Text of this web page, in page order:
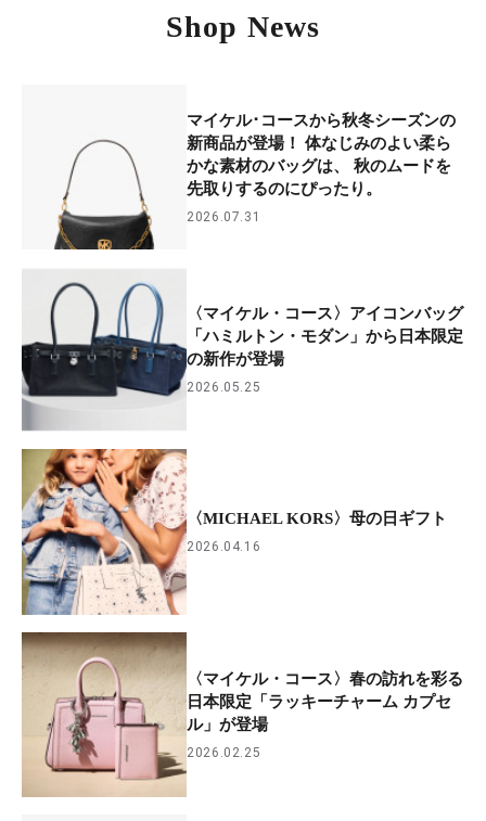
Shop News
マイケル･コースから秋冬シーズンの
新商品が登場！ 体なじみのよい柔ら
かな素材のバッグは、 秋のムードを
先取りするのにぴったり。
2026.07.31
〈マイケル・コース〉アイコンバッグ
「ハミルトン・モダン」から日本限定
の新作が登場
2026.05.25
〈MICHAEL KORS〉母の日ギフト
2026.04.16
〈マイケル・コース〉春の訪れを彩る
日本限定「ラッキーチャーム カプセ
ル」が登場
2026.02.25